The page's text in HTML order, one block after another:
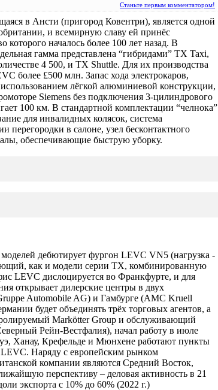
Станьте первым комментатором!
в Ансти (пригород Ковентри), является одной
и всемирную славу ей принёс
началось более 100 лет назад. В
гамма представлена “гибридами” TX Taxi,
4 500, и TX Shuttle. Для их производства
более £500 млн. Запас хода электрокаров,
лёгкой алюминиевой конструкции,
Siemens без подключения 3-цилиндрового
100 км. В стандартной комплектации “челнока”
для инвалидных колясок, система
в салоне, узел бесконтактного
обеспечивающие быструю уборку.
дебютирует фургон LEVC VN5 (нагрузка -
как и модели серии TX, комбинированную
LEVC дислоцируется во Франкфурте, и для
открывает дилерские центры в двух
Automobile AG) и Гамбурге (AMC Kruell
будет объединять трёх торговых агентов, а
Markötter Group и обслуживающий
Рейн-Вестфалия), начал работу в июле
Ханау, Крефельде и Мюнхене работают пункты
Наряду с европейским рынком
компании являются Средний Восток,
перспективу – деловая активность в 21
экспорта с 10% до 60% (2022 г.)